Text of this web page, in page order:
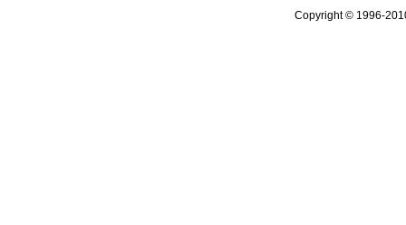
Copyright © 1996-